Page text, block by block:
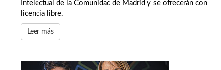
Intelectual de la Comunidad de Madrid y se ofrecerán con
licencia libre.
Leer más